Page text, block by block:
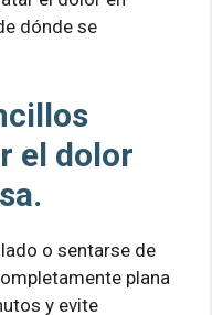
dónde se
el dolor
o sentarse de
plana
y evite